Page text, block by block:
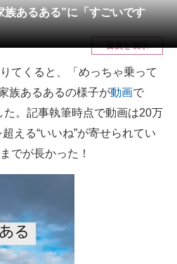
来
あるある”に「すごいです
目次を表示
てくると、「めっちゃ乗って
族あるあるの様子が動画で
た。記事執筆時点で動画は20万
える“いいね”が寄せられてい
でが長かった！